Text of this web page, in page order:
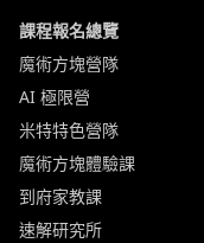
課程報名總覽
魔術方塊營隊
AI 極限營
米特特色營隊
魔術方塊體驗課
到府家教課
速解研究所